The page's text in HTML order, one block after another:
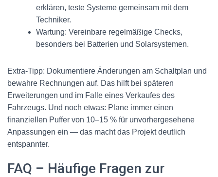
erklären, teste Systeme gemeinsam mit dem
Techniker.
Wartung: Vereinbare regelmäßige Checks,
besonders bei Batterien und Solarsystemen.
Extra-Tipp: Dokumentiere Änderungen am Schaltplan und
bewahre Rechnungen auf. Das hilft bei späteren
Erweiterungen und im Falle eines Verkaufes des
Fahrzeugs. Und noch etwas: Plane immer einen
finanziellen Puffer von 10–15 % für unvorhergesehene
Anpassungen ein — das macht das Projekt deutlich
entspannter.
FAQ – Häufige Fragen zur